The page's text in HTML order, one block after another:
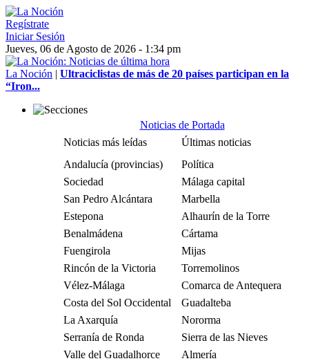
Regístrate
Iniciar Sesión
Jueves, 06 de Agosto de 2026 - 1:34 pm
La Noción | Ultraciclistas de más de 20 países participan en la
“Iron...
Noticias de Portada
Noticias más leídas
Últimas noticias
Andalucía (provincias)
Política
Sociedad
Málaga capital
San Pedro Alcántara
Marbella
Estepona
Alhaurín de la Torre
Benalmádena
Cártama
Fuengirola
Mijas
Rincón de la Victoria
Torremolinos
Vélez-Málaga
Comarca de Antequera
Costa del Sol Occidental
Guadalteba
La Axarquía
Nororma
Serranía de Ronda
Sierra de las Nieves
Valle del Guadalhorce
Almería